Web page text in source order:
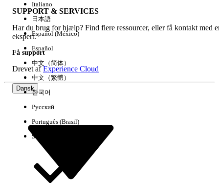
Ryd alle Udført
SUPPORT & SERVICES
Har du brug for hjælp? Find flere ressourcer, eller få kontakt med
ekspert.
Få support
Drevet afExperience Cloud
Dansk
Italiano
日本語
Español (México)
Español
中文（简体）
中文（繁體）
한국어
Русский
Português (Brasil)
Suomi